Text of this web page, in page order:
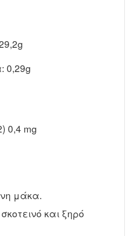
0,29g
0,4 mg
μάκα.
και ξηρό